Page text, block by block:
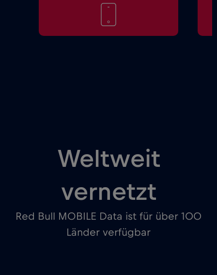
Weltweit
vernetzt
Red Bull MOBILE Data ist für über 100
Länder verfügbar